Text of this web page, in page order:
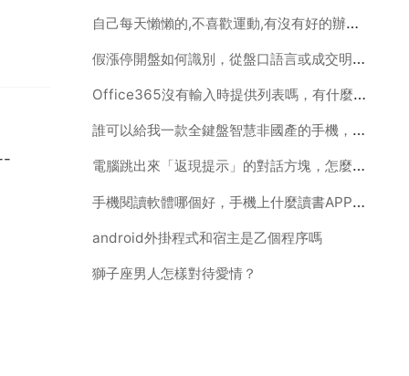
自己每天懶懶的,不喜歡運動,有沒有好的辦法讓自己能夠熱衷於運動,畢竟生命在於運動啊 可就C
假漲停開盤如何識別，從盤口語言或成交明細是否可以判別，如一開盤就漲停，追進後，股價大跌，如何辯別
Office365沒有輸入時提供列表嗎，有什麼可以代替的軟體嗎
誰可以給我一款全鍵盤智慧非國產的手機，WM系統的。以前沒用過，想先買價格在500一下的練練手，黑
電腦跳出來「返現提示」的對話方塊，怎麼去掉啊？
手機閱讀軟體哪個好，手機上什麼讀書APP最好啊
android外掛程式和宿主是乙個程序嗎
獅子座男人怎樣對待愛情？